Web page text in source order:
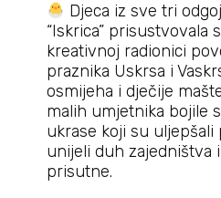
Djeca iz sve tri
“Iskrica” prisustvovala
kreativnoj radionici
praznika Uskrsa i
osmijeha i dječije
malih umjetnika bojile
ukrase koji su
unijeli duh zajedništva
prisutne.